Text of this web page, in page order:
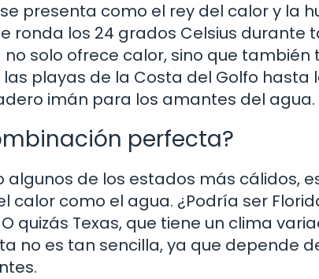
presenta como el rey del calor y la
los 24 grados Celsius durante
solo ofrece calor, sino que también
playas de la Costa del Golfo hasta
imán para los amantes del agua.
perfecta?
algunos de los estados más cálidos,
calor como el agua. ¿Podría ser
quizás Texas, que tiene un clima
no es tan sencilla, ya que depende